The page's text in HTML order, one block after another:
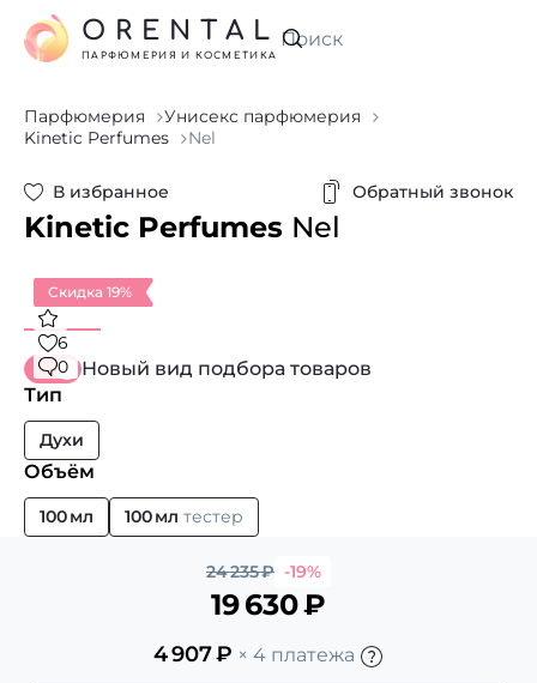
Искать
ORENTAL
ПАРФЮМЕРИЯ И КОСМЕТИКА
Парфюмерия
Унисекс парфюмерия
Kinetic Perfumes
Nel
В избранное Обратный звонок
Kinetic Perfumes Nel
Скидка 19%
6
0
Новый вид подбора товаров
Тип
Духи
Объём
100 мл 100 мл тестер
24 235₽ -19%
19 630₽
4 907₽ × 4 платежа